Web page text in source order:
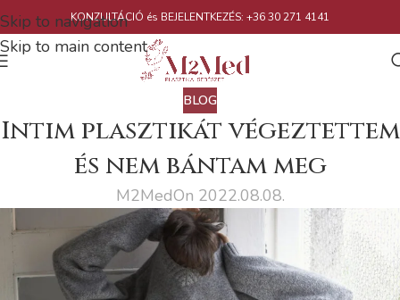
Skip to navigation
Skip to main content
KONZULTÁCIÓ és BEJELENTKEZÉS: +36 30 271 4141
BLOG
Intim plasztikát végeztettem
és nem bántam meg
M2MedOn 2022.08.08.